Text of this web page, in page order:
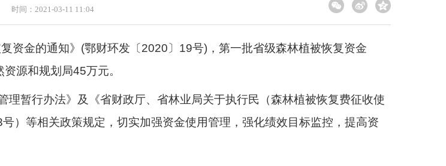
间：2021-03-11 11:04
资金的通知》(鄂财环发〔2020〕19号)，第一批省级森林植被恢复资金
源和规划局45万元。
暂行办法》及《省财政厅、省林业局关于执行民（森林植被恢复费征收使
）等相关政策规定，切实加强资金使用管理，强化绩效目标监控，提高资